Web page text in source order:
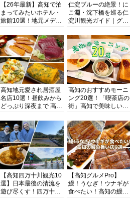
【26年最新】高知で泊
まってみたいホテル・
旅館10選！地元メディ
厳選
仁淀ブルーの絶景！に
こ淵・沈下橋を巡る仁
淀川観光ガイド｜グル
まで完全網羅！
高知地元愛され居酒屋
名店10選！昼飲みから
どっぷり深夜まで 高知
知グルメPro】
高知のおすすめモーニ
ング20選！「喫茶店の
街」高知で美味しい喫
グをいただきます！
【高知四万十川観光10
選】日本最後の清流を
遊び尽くす！四万十川
【高知グルメPro】
鰻！うなぎ！ウナギが
食べたい！高知の鰻の